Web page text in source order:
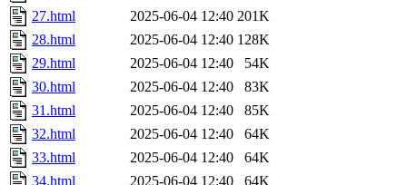
27.html
2025-06-04 12:40 201K
28.html
2025-06-04 12:40 128K
29.html
2025-06-04 12:40
54K
30.html
2025-06-04 12:40
83K
31.html
2025-06-04 12:40
85K
32.html
2025-06-04 12:40
64K
33.html
2025-06-04 12:40
64K
34.html
2025-06-04 12:40
64K